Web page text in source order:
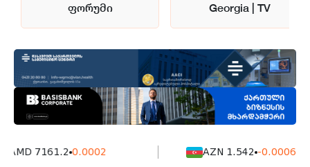
ფორუმი
Georgia | TV
AMD 7161.2 0.0002 AZN 1.542 -0.0006